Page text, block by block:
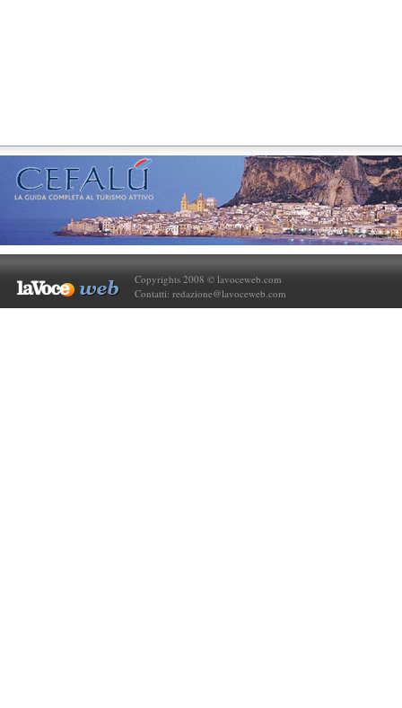
Copyrights 2008 © lavoceweb.com
Contatti: redazione@lavoceweb.com